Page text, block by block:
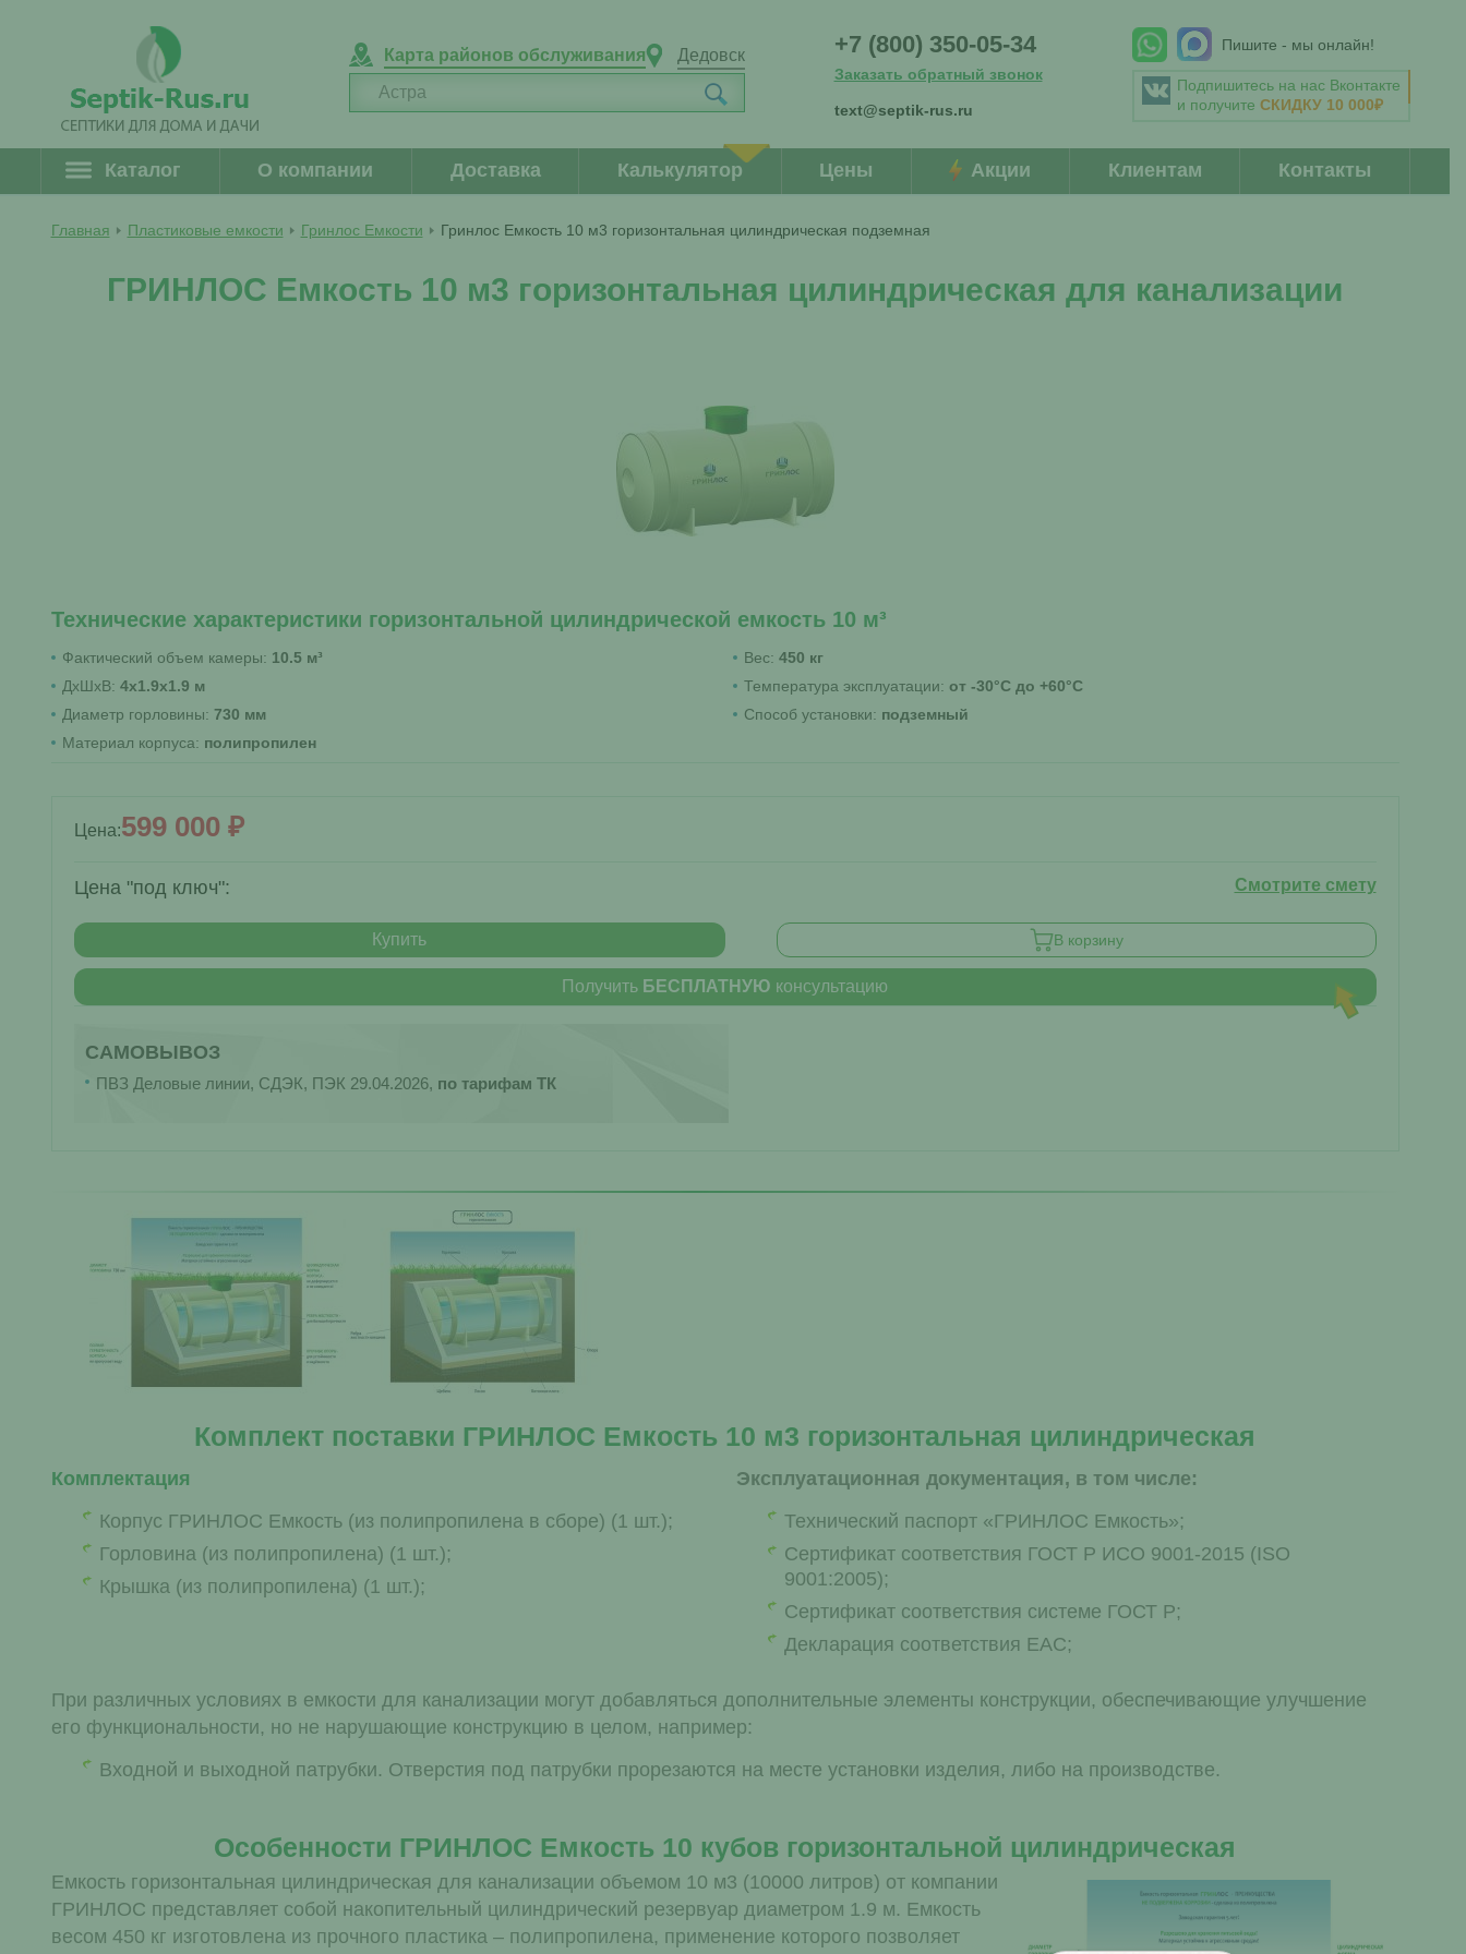
Карта районов обслуживания Дедовск +7 (800) 350-05-34
Заказать обратный звонок
text@septik-rus.ru
Пишите - мы онлайн!
Подпишитесь на нас Вконтакте
и получите СКИДКУ 10 000₽
Каталог О компании Доставка Калькулятор Цены Акции Клиентам Контакты
Главная Пластиковые емкости Гринлос Емкости Гринлос Емкость 10 м3 горизонтальная цилиндрическая подземная
ГРИНЛОС Емкость 10 м3 горизонтальная цилиндрическая для канализации
Технические характеристики горизонтальной цилиндрической емкость 10 м³
Фактический объем камеры: 10.5 м³
ДхШхВ: 4x1.9x1.9 м
Диаметр горловины: 730 мм
Материал корпуса: полипропилен
Вес: 450 кг
Температура эксплуатации: от -30°C до +60°C
Способ установки: подземный
Цена:599 000 ₽
Цена "под ключ": Смотрите смету
Купить В корзину
Получить БЕСПЛАТНУЮ консультацию
САМОВЫВОЗ
ПВЗ Деловые линии, СДЭК, ПЭК 29.04.2026, по тарифам ТК
Комплект поставки ГРИНЛОС Емкость 10 м3 горизонтальная цилиндрическая
Комплектация
Корпус ГРИНЛОС Емкость (из полипропилена в сборе) (1 шт.);
Горловина (из полипропилена) (1 шт.);
Крышка (из полипропилена) (1 шт.);
Эксплуатационная документация, в том числе:
Технический паспорт «ГРИНЛОС Емкость»;
Сертификат соответствия ГОСТ Р ИСО 9001-2015 (ISO
9001:2005);
Сертификат соответствия системе ГОСТ Р;
Декларация соответствия EAC;
При различных условиях в емкости для канализации могут добавляться дополнительные элементы конструкции, обеспечивающие улучшение
его функциональности, но не нарушающие конструкцию в целом, например:
Входной и выходной патрубки. Отверстия под патрубки прорезаются на месте установки изделия, либо на производстве.
Особенности ГРИНЛОС Емкость 10 кубов горизонтальной цилиндрическая
Емкость горизонтальная цилиндрическая для канализации объемом 10 м3 (10000 литров) от компании
ГРИНЛОС представляет собой накопительный цилиндрический резервуар диаметром 1.9 м. Емкость
весом 450 кг изготовлена из прочного пластика – полипропилена, применение которого позволяет